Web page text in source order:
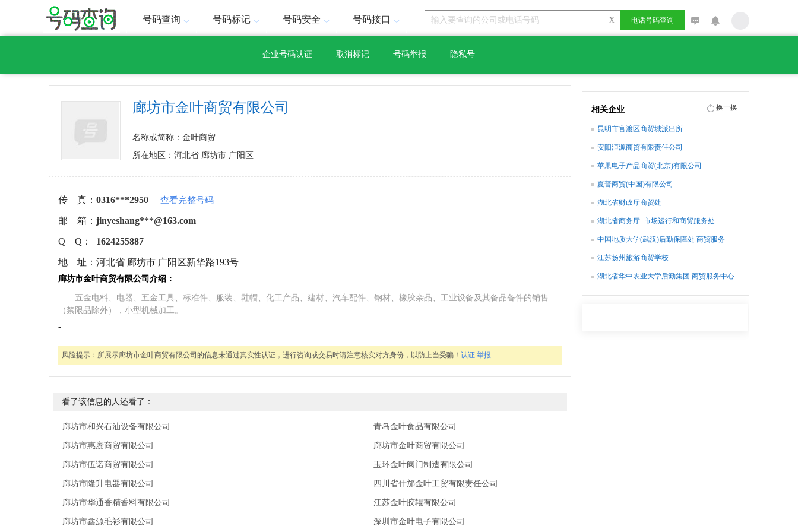
号码查询 号码标记 号码安全 号码接口 X 电话号码查询
企业号码认证 取消标记 号码举报 隐私号
廊坊市金叶商贸有限公司
名称或简称：金叶商贸
所在地区：河北省 廊坊市 广阳区
传 真： 0316***2950 查看完整号码
邮 箱： jinyeshang***@163.com
Q Q： 1624255887
地 址： 河北省 廊坊市 广阳区新华路193号
廊坊市金叶商贸有限公司介绍：
五金电料、电器、五金工具、标准件、服装、鞋帽、化工产品、建材、汽车配件、钢材、橡胶杂品、工业设备及其备品备件的销售
（禁限品除外），小型机械加工。
-
风险提示： 所展示廊坊市金叶商贸有限公司的信息未通过真实性认证，进行咨询或交易时请注意核实对方身份，以防上当受骗！ 认证 举报
看了该信息的人还看了：
廊坊市和兴石油设备有限公司
廊坊市惠赓商贸有限公司
廊坊市伍诺商贸有限公司
廊坊市隆升电器有限公司
廊坊市华通香精香料有限公司
廊坊市鑫源毛衫有限公司
青岛金叶食品有限公司
廊坊市金叶商贸有限公司
玉环金叶阀门制造有限公司
四川省什邡金叶工贸有限责任公司
江苏金叶胶辊有限公司
深圳市金叶电子有限公司
相关企业 换一换
昆明市官渡区商贸城派出所
安阳洹源商贸有限责任公司
苹果电子产品商贸(北京)有限公司
夏普商贸(中国)有限公司
湖北省财政厅商贸处
湖北省商务厅_市场运行和商贸服务处
中国地质大学(武汉)后勤保障处 商贸服务
江苏扬州旅游商贸学校
湖北省华中农业大学后勤集团 商贸服务中心